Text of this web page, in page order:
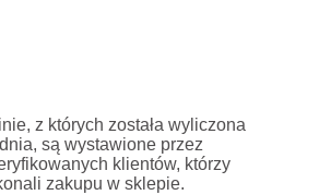
z których została wyliczona
są wystawione przez
klientów, którzy
zakupu w sklepie.